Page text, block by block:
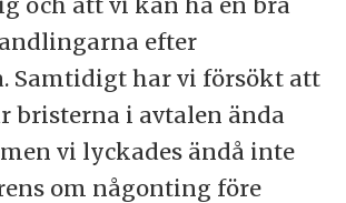
efter
Samtidigt har vi försökt att
bristerna i avtalen ända
vi lyckades ändå inte
om någonting före